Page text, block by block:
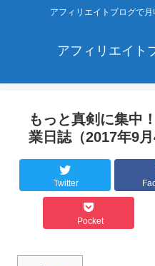
アフィリエイトブログで月
アフィリエイト
もっと真剣に集中
業日誌（2017年9月
Twitter
Pocket